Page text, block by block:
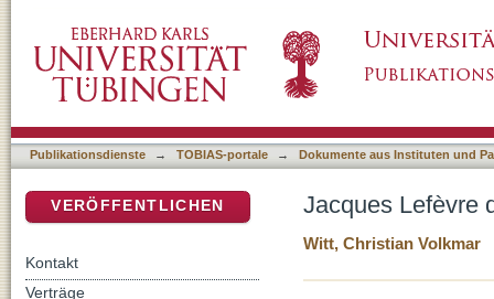
Publikationsdienste → TOBIAS-portale → Dokumente aus Instituten und
Jacques Lefèvre
Witt, Christian Volkmar
VERÖFFENTLICHEN
Kontakt
Verträge